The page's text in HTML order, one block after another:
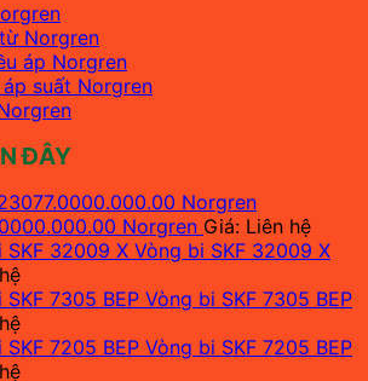
Norgren
áp Norgren
suất Norgren
ĐÂY
Norgren Giá: Liên hệ
Vòng bi SKF 32009 X
Vòng bi SKF 7305 BEP
Vòng bi SKF 7205 BEP